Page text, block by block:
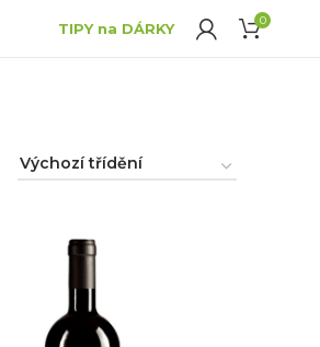
TIPY na DÁRKY 0